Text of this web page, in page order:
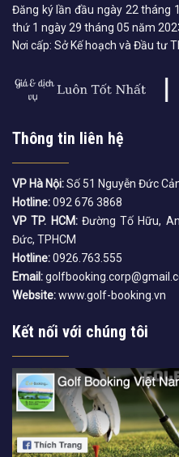
Đăng ký lần đầu ngày 22 tháng
thứ 1 ngày 29 tháng 05 năm
Nơi cấp: Sở Kế hoạch và Đầu tư
Thông tin liên hệ
VP Hà Nội:Số 51 Nguyễn Đức
Hotline:092 676 3868
VP TP. HCM:Đường Tố Hữu,
Đức, TPHCM
Hotline:0926.763.555
Email:
Website:www.golf-booking.vn
Kết nối với chúng tôi